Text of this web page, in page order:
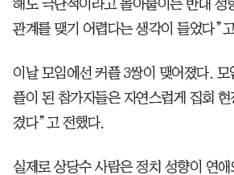
해도 극단적이라고 몰아붙이는 반대 성
관계를 맺기 어렵다는 생각이 들었다”
이날 모임에선 커플 3쌍이 맺어졌다. 모
플이 된 참가자들은 자연스럽게 집회
겼다”고 전했다.
실제로 상당수 사람은 정치 성향이 연애